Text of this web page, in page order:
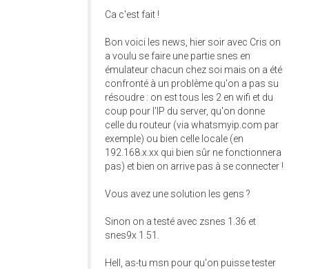
Ca c'est fait !
Bon voici les news, hier soir avec Cris on
a voulu se faire une partie snes en
émulateur chacun chez soi mais on a été
confronté à un problème qu'on a pas su
résoudre : on est tous les 2 en wifi et du
coup pour l'IP du server, qu'on donne
celle du routeur (via whatsmyip.com par
exemple) ou bien celle locale (en
192.168.x.xx qui bien sûr ne fonctionnera
pas) et bien on arrive pas à se connecter !
Vous avez une solution les gens ?
Sinon on a testé avec zsnes 1.36 et
snes9x 1.51.
Hell, as-tu msn pour qu'on puisse tester